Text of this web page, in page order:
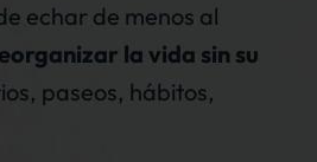
echar de menos al
la vida sin su
paseos, hábitos,